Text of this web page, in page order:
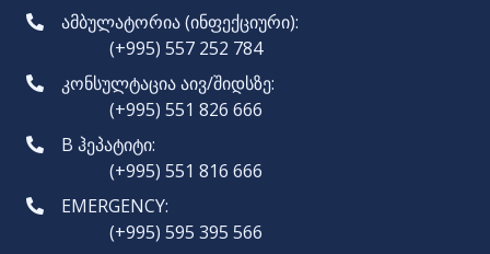
ამბულატორია (ინფექციური):
(+995) 557 252 784
კონსულტაცია აივ/შიდსზე:
(+995) 551 826 666
B ჰეპატიტი:
(+995) 551 816 666
EMERGENCY:
(+995) 595 395 566